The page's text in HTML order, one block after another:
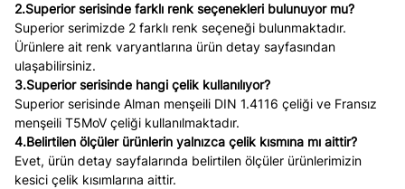
2.Superior serisinde farklı renk seçenekleri bulunuyor mu?
Superior serimizde 2 farklı renk seçeneği bulunmaktadır.
Ürünlere ait renk varyantlarına ürün detay sayfasından
ulaşabilirsiniz.
3.Superior serisinde hangi çelik kullanılıyor?
Superior serisinde Alman menşeili DIN 1.4116 çeliği ve Fransız
menşeili T5MoV çeliği kullanılmaktadır.
4.Belirtilen ölçüler ürünlerin yalnızca çelik kısmına mı aittir?
Evet, ürün detay sayfalarında belirtilen ölçüler ürünlerimizin
kesici çelik kısımlarına aittir.